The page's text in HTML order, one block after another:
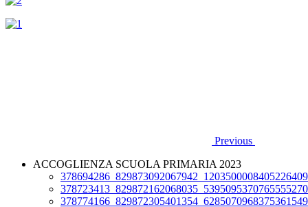
Previous
ACCOGLIENZA SCUOLA PRIMARIA 2023